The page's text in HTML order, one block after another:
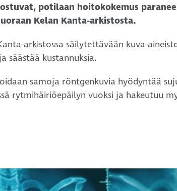
potilaan hoitokokemus
Kelan Kanta-arkistosta.
arkistossa säilytettävään kuva-
säästää kustannuksia.
samoja röntgenkuvia hyödyntää
rytmihäiriöepäilyn vuoksi ja hakeutuu